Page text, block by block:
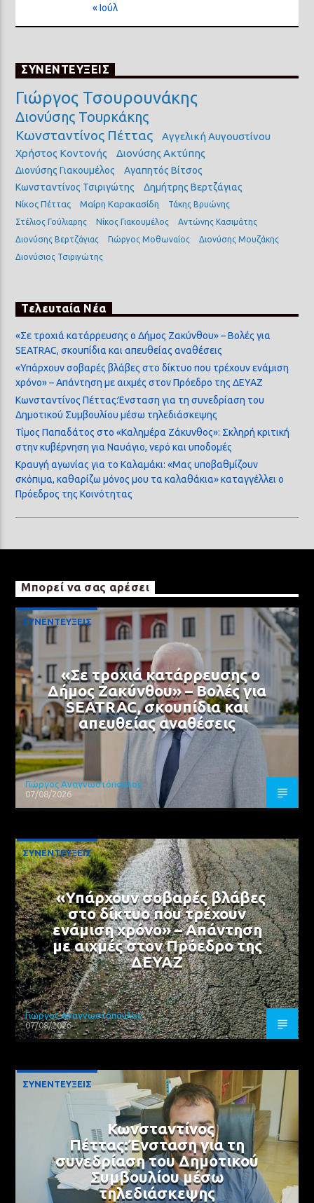
« Ιούλ
ΣΥΝΕΝΤΕΥΞΕΙΣ
Γιώργος Τσουρουνάκης
Διονύσης Τουρκάκης
Κωνσταντίνος Πέττας
Αγγελική Αυγουστίνου
Χρήστος Κοντονής
Διονύσης Ακτύπης
Διονύσης Γιακουμέλος
Αγαπητός Βίτσος
Κωνσταντίνος Τσιριγώτης
Δημήτρης Βερτζάγιας
Νίκος Πέττας Μαίρη Καρακασίδη
Τάκης Βρυώνης
Στέλιος Γούλιαρης
Νίκος Γιακουμέλος
Αντώνης Κασιμάτης
Διονύσης Βερτζάγιας
Γιώργος Μοθωναίος
Διονύσης Μουζάκης
Διονύσιος Τσιριγώτης
Τελευταία Νέα
«Σε τροχιά κατάρρευσης ο Δήμος Ζακύνθου» – Βολές για
SEATRAC, σκουπίδια και απευθείας αναθέσεις
«Υπάρχουν σοβαρές βλάβες στο δίκτυο που τρέχουν ενάμιση
χρόνο» – Απάντηση με αιχμές στον Πρόεδρο της ΔΕΥΑΖ
Κωνσταντίνος Πέττας:Ένσταση για τη συνεδρίαση του
Δημοτικού Συμβουλίου μέσω τηλεδιάσκεψης
Τίμος Παπαδάτος στο «Καλημέρα Ζάκυνθος»: Σκληρή κριτική
στην κυβέρνηση για Ναυάγιο, νερό και υποδομές
Κραυγή αγωνίας για το Καλαμάκι: «Μας υποβαθμίζουν
σκόπιμα, καθαρίζω μόνος μου τα καλαθάκια» καταγγέλλει ο
Πρόεδρος της Κοινότητας
Μπορεί να σας αρέσει
ΣΥΝΕΝΤΕΥΞΕΙΣ
«Σε τροχιά κατάρρευσης ο
Δήμος Ζακύνθου» – Βολές για
SEATRAC, σκουπίδια και
απευθείας αναθέσεις
Γιώργος Αναγνωστόπουλος
07/08/2026
ΣΥΝΕΝΤΕΥΞΕΙΣ
«Υπάρχουν σοβαρές βλάβες
στο δίκτυο που τρέχουν
ενάμιση χρόνο» – Απάντηση
με αιχμές στον Πρόεδρο της
ΔΕΥΑΖ
Γιώργος Αναγνωστόπουλος
07/08/2026
ΣΥΝΕΝΤΕΥΞΕΙΣ
Κωνσταντίνος
Πέττας:Ένσταση για τη
συνεδρίαση του Δημοτικού
Συμβουλίου μέσω
τηλεδιάσκεψης